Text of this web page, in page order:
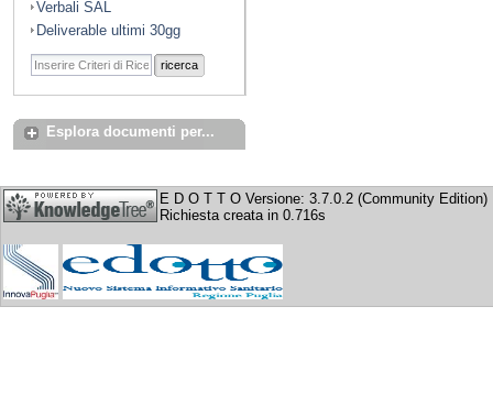
Verbali SAL
Deliverable ultimi 30gg
ricerca
Esplora documenti per...
E D O T T O Versione: 3.7.0.2 (Community Edition)
Richiesta creata in 0.716s